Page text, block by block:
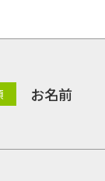
お名前